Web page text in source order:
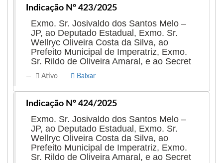
Indicação Nº 423/2025
Exmo. Sr. Josivaldo dos Santos Melo –
JP, ao Deputado Estadual, Exmo. Sr.
Wellryc Oliveira Costa da Silva, ao
Prefeito Municipal de Imperatriz, Exmo.
Sr. Rildo de Oliveira Amaral, e ao Secret
Ativo Baixar
Indicação Nº 424/2025
Exmo. Sr. Josivaldo dos Santos Melo –
JP, ao Deputado Estadual, Exmo. Sr.
Wellryc Oliveira Costa da Silva, ao
Prefeito Municipal de Imperatriz, Exmo.
Sr. Rildo de Oliveira Amaral, e ao Secret